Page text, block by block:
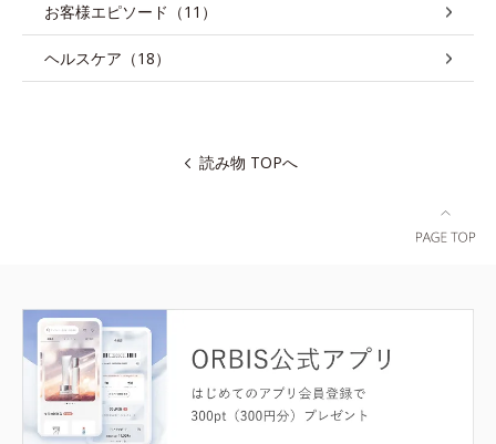
お客様エピソード（11）
ヘルスケア（18）
読み物 TOPへ